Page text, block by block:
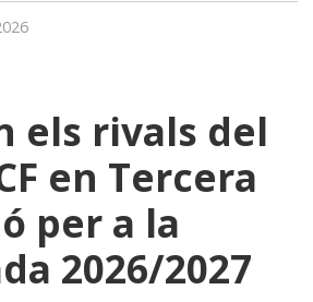
els rivals del
en Tercera
per a la
2026/2027